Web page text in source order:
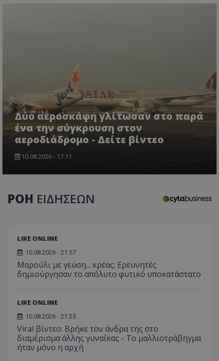
Δύο αεροσκάφη γλίτωσαν στο παρά
ένα την σύγκρουση στον
αεροδιάδρομο - Δείτε βίντεο
10.08.2026 - 17:11
ΡΟΗ ΕΙΔΗΣΕΩΝ
LIKE ONLINE
10.08.2026 - 21:57
Μαρούλι με γεύση... κρέας: Ερευνητές
δημιούργησαν το απόλυτο φυτικό υποκατάστατο
LIKE ONLINE
10.08.2026 - 21:25
Viral βίντεο: Βρήκε τον άνδρα της στο
διαμέρισμα άλλης γυναίκας - Το μαλλιοτράβηγμα
ήταν μόνο η αρχή